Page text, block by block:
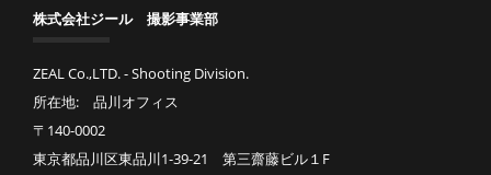
株式会社ジール 撮影事業部
ZEAL Co.,LTD. - Shooting Division.
所在地: 品川オフィス
〒140-0002
東京都品川区東品川1-39-21 第三齋藤ビル１F